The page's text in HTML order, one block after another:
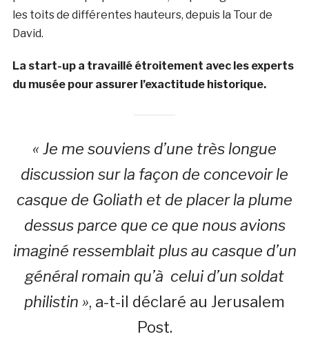
les toits de différentes hauteurs, depuis la Tour de
David.
La start-up a travaillé étroitement avec les experts
du musée pour assurer l’exactitude historique.
« Je me souviens d’une très longue
discussion sur la façon de concevoir le
casque de Goliath et de placer la plume
dessus parce que ce que nous avions
imaginé ressemblait plus au casque d’un
général romain qu’à celui d’un soldat
philistin », a-t-il déclaré au Jerusalem
Post.